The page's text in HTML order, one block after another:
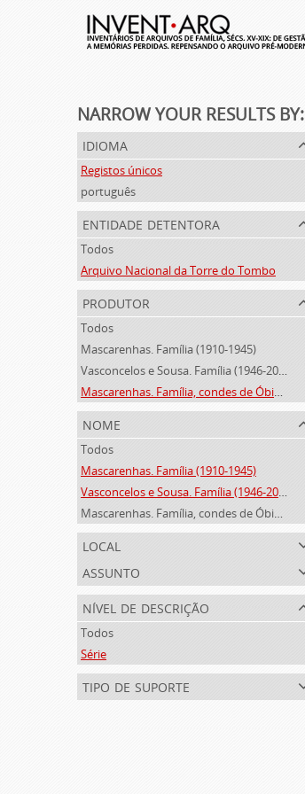
NARROW YOUR RESULTS BY:
idioma
Registos únicos
português
entidade detentora
Todos
Arquivo Nacional da Torre do Tombo
produtor
Todos
Mascarenhas. Família (1910-1945)
Vasconcelos e Sousa. Família (1946-2006)
Mascarenhas. Família, condes de Óbidos, Palma e Sabugal (1669-1910)
nome
Todos
Mascarenhas. Família (1910-1945)
Vasconcelos e Sousa. Família (1946-2006)
Mascarenhas. Família, condes de Óbidos, Palma e Sabugal (1669-1910)
local
assunto
nível de descrição
Todos
Série
tipo de suporte